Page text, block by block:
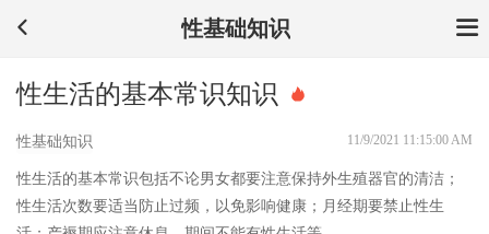
性基础知识
性生活的基本常识知识
性基础知识 11/9/2021 11:15:00 AM
性生活的基本常识包括不论男女都要注意保持外生殖器官的清洁；
性生活次数要适当防止过频，以免影响健康；月经期要禁止性生